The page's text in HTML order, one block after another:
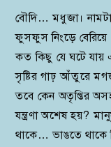
বৌদি… মধুজা। নামটা
ফুসফুস নিংড়ে
কত কিছু যে ঘটে
সৃষ্টির গাঢ় আঁতুরে
তবে কেন অতৃপ্তির
যন্ত্রণা অশেষ হয়?
থাকে… ভাঙতে থাকে